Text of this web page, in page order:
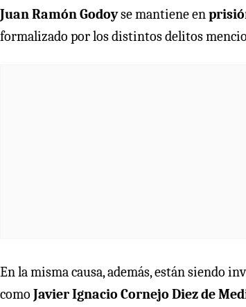
Juan Ramón Godoyse mantiene en
formalizado por los distintos delitos
En la misma causa, además, están siendo
como Javier Ignacio Cornejo Diez de